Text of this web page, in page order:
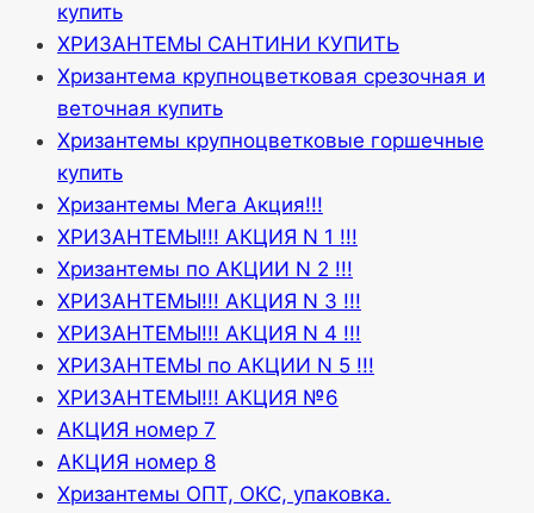
купить
ХРИЗАНТЕМЫ САНТИНИ КУПИТЬ
Хризантема крупноцветковая срезочная и
веточная купить
Хризантемы крупноцветковые горшечные
купить
Хризантемы Мега Акция!!!
ХРИЗАНТЕМЫ!!! АКЦИЯ N 1 !!!
Хризантемы по АКЦИИ N 2 !!!
ХРИЗАНТЕМЫ!!! АКЦИЯ N 3 !!!
ХРИЗАНТЕМЫ!!! АКЦИЯ N 4 !!!
ХРИЗАНТЕМЫ по АКЦИИ N 5 !!!
ХРИЗАНТЕМЫ!!! АКЦИЯ №6
АКЦИЯ номер 7
АКЦИЯ номер 8
Хризантемы ОПТ, ОКС, упаковка.